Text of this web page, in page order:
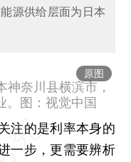
源供给层面为日本
原图
奈川县横滨市，
。图：视觉中国
的是利率本身的
一步，更需要辨析